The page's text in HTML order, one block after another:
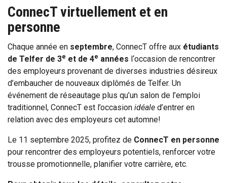
ConnecT virtuellement et en
personne
Chaque année en septembre, ConnecT offre aux étudiants
de Telfer de 3e et de 4e années l‘occasion de rencontrer
des employeurs provenant de diverses industries désireux
d’embaucher de nouveaux diplômés de Telfer. Un
événement de réseautage plus qu’un salon de l’emploi
traditionnel, ConnecT est l’occasion idéale d’entrer en
relation avec des employeurs cet automne!
Le 11 septembre 2025, profitez de ConnecT en personne
pour rencontrer des employeurs potentiels, renforcer votre
trousse promotionnelle, planifier votre carrière, etc.